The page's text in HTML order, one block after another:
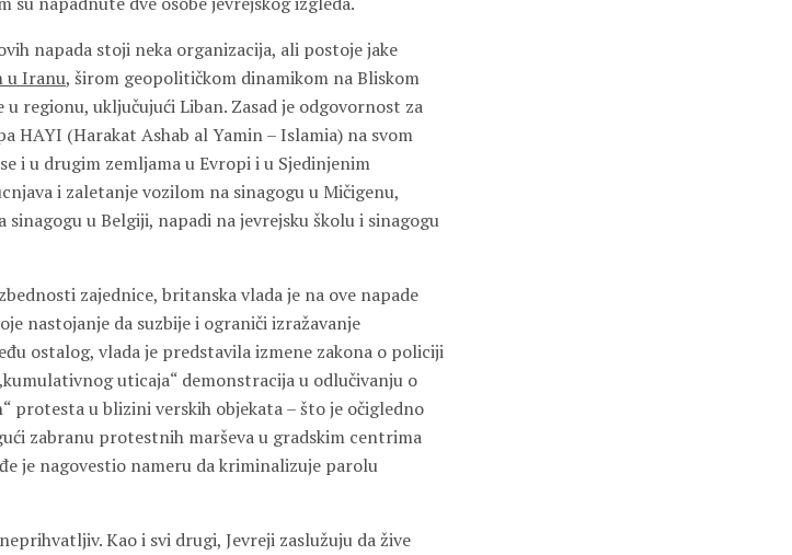
napada stoji neka organizacija, ali postoje jake
u Iranu, širom geopolitičkom dinamikom na Bliskom
regionu, uključujući Liban. Zasad je odgovornost za
HAYI (Harakat Ashab al Yamin – Islamia) na svom
i u drugim zemljama u Evropi i u Sjedinjenim
i zaletanje vozilom na sinagogu u Mičigenu,
u Belgiji, napadi na jevrejsku školu i sinagogu
zajednice, britanska vlada je na ove napade
nastojanje da suzbije i ograniči izražavanje
ostalog, vlada je predstavila izmene zakona o policiji
uticaja“ demonstracija u odlučivanju o
protesta u blizini verskih objekata – što je očigledno
zabranu protestnih marševa u gradskim centrima
je nagovestio nameru da kriminalizuje parolu
Kao i svi drugi, Jevreji zaslužuju da žive